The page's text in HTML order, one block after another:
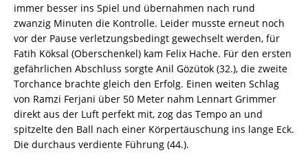
immer besser ins Spiel und übernahmen nach rund
zwanzig Minuten die Kontrolle. Leider musste erneut noch
vor der Pause verletzungsbedingt gewechselt werden, für
Fatih Köksal (Oberschenkel) kam Felix Hache. Für den ersten
gefährlichen Abschluss sorgte Anil Gözütok (32.), die zweite
Torchance brachte gleich den Erfolg. Einen weiten Schlag
von Ramzi Ferjani über 50 Meter nahm Lennart Grimmer
direkt aus der Luft perfekt mit, zog das Tempo an und
spitzelte den Ball nach einer Körpertäuschung ins lange Eck.
Die durchaus verdiente Führung (44.).